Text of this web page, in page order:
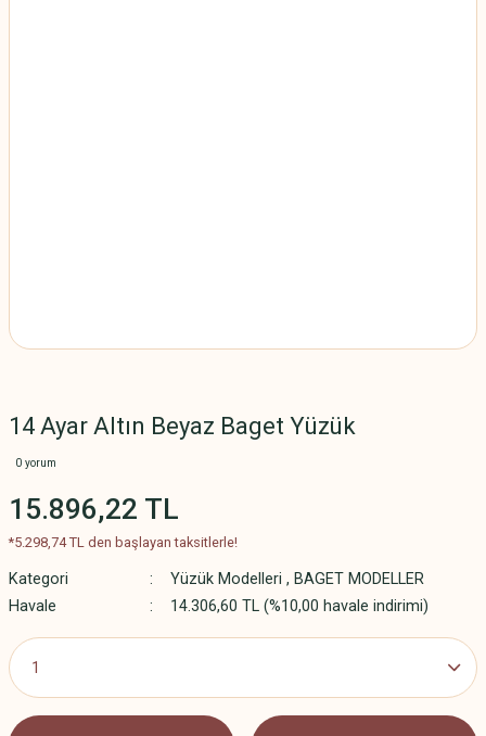
14 Ayar Altın Beyaz Baget Yüzük
0 yorum
15.896,22 TL
*5.298,74 TL den başlayan taksitlerle!
Kategori Yüzük Modelleri , BAGET MODELLER
Havale
14.306,60 TL (%10,00 havale indirimi)